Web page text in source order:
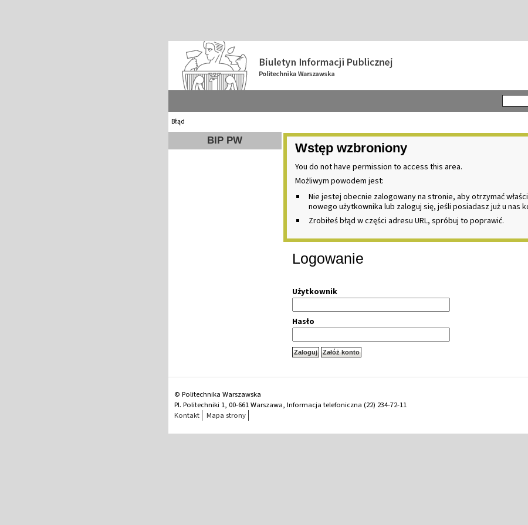
Błąd
BIP PW
Wstęp wzbroniony
You do not have permission to access this area.
Możliwym powodem jest:
Nie jestej obecnie zalogowany na stronie, aby otrzymać
nowego użytkownika lub zaloguj się, jeśli posiadasz już u nas
Zrobiłeś błąd w części adresu URL, spróbuj to poprawić.
Logowanie
Użytkownik
Hasło
© Politechnika Warszawska
Pl. Politechniki 1, 00-661 Warszawa, Informacja telefoniczna (22) 234-72-11
Kontakt
Mapa strony